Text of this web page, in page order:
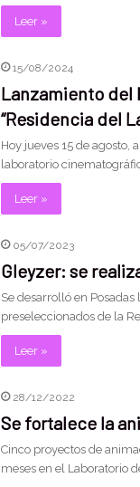
Leer »
15/08/2024
Lanzamiento del
“Residencia del
Hoy jueves 15 de agosto,
laboratorio
Leer »
05/07/2023
Gleyzer: se
Se desarrolló en
preseleccionados de la
Leer »
28/12/2022
Se fortalece la
Cinco proyectos de
meses en el Laboratorio